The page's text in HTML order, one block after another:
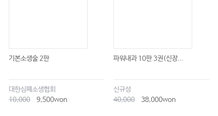
기본소생술 2판
대한심폐소생협회
10,000
9,500won
파워내과 10판 3권(신장...
신규성
40,000
38,000won